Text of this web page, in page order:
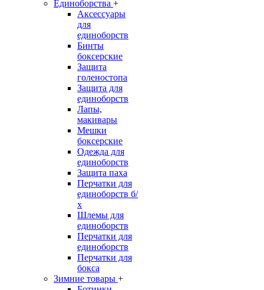
Единоборства +
Аксессуары
для
единоборств
Бинты
боксерские
Защита
голеностопа
Защита для
единоборств
Лапы,
макивары
Мешки
боксерские
Одежда для
единоборств
Защита паха
Перчатки для
единоборств б/
х
Шлемы для
единоборств
Перчатки для
единоборств
Перчатки для
бокса
Зимние товары +